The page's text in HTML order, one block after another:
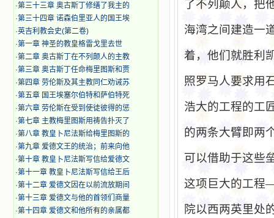
·第三十三章 奥古斯丁修缮了我主的
·第三十四章 诺森伯里亚人的国王埃
·英吉利教会史(第二卷)
·第一章 神圣的教皇格雷戈里去世
·第二章 奥古斯丁在不列颠人的主教
·第三章 奥古斯丁任命梅里图斯和贾
·第四章 劳伦斯及其主教同仁劝诫苏
·第五章 国王埃塞尔伯特和萨伯特死
·第六章 劳伦斯在受到使徒彼得的惩
·第七章 主教梅里图斯用祷告扑灭了
·第八章 教皇卜尼法斯给梅里图斯的
·第九章 爱德文王的统治；前来向他
·第十章 教皇卜尼法斯写信给爱德文
·第十一章 教皇卜尼法斯写信给王后
·第十二章 爱德文因在以前流放期间
·第十三章 爱德文与他的首领们商量
·第十四章 爱德文和他所有的亲属都
了不列颠人，把
海湾之间建造一
着，他们就胜利
照罗马人要求用
浩大的工程的工
的两条大臂即两
可以借助于这些
这项巨大的工程
院以西两英里处